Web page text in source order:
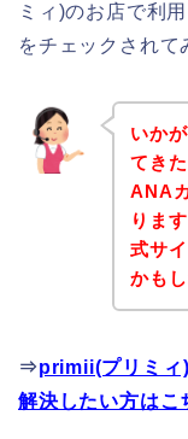
ミィ)のお店で利
をチェックされて
いか
てき
ANA
りま
式サ
かも
⇒primii(プリミィ
解決したい方はこ